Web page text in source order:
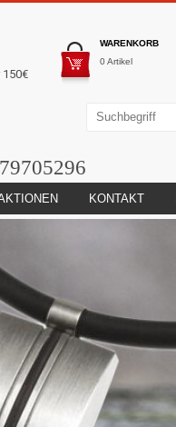
WARENKORB
0 Artikel
150€
KONTAKT